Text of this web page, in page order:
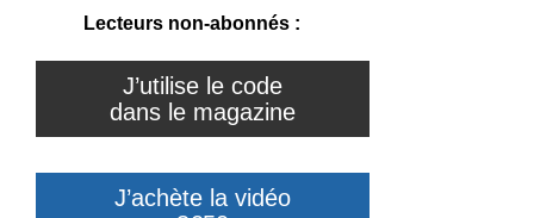
Lecteurs non-abonnés :
J’utilise le code
dans le magazine
J’achète la vidéo